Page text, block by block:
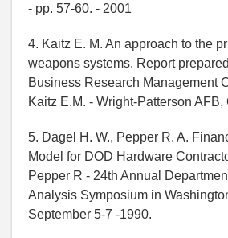
- pp. 57-60. - 2001
4. Kaitz E. M. An approach to the
weapons systems. Report
Business Research Management
Kaitz E.M. - Wright-Patterson AFB,
5. Dagel H. W., Pepper R. A.
Model for DOD Hardware
Pepper R - 24th Annual
Analysis Symposium in
September 5-7 -1990.